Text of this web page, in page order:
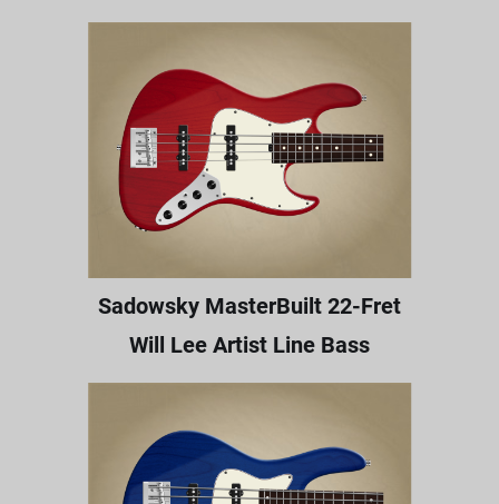
Sadowsky MasterBuilt 22-Fret
Will Lee Artist Line Bass